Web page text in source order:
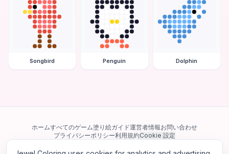
Songbird Penguin Dolphin
ホームすべてのゲーム塗り絵ガイド運営者情報お問い合わせ
プライバシーポリシー利用規約Cookie 設定